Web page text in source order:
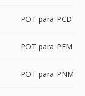
POT para PCD
POT para PFM
POT para PNM